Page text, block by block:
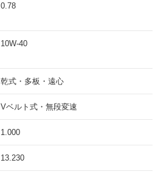
0.78
10W-40
乾式・多板・遠心
Vベルト式・無段変速
1.000
13.230